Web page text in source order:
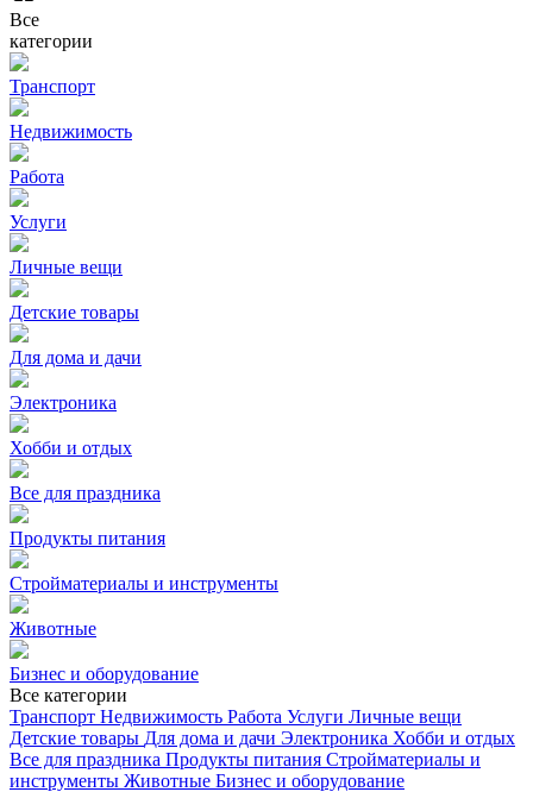
Все
категории
Транспорт
Недвижимость
Работа
Услуги
Личные вещи
Детские товары
Для дома и дачи
Электроника
Хобби и отдых
Все для праздника
Продукты питания
Стройматериалы и инструменты
Животные
Бизнес и оборудование
Все категории
Транспорт Недвижимость Работа Услуги Личные вещи
Детские товары Для дома и дачи Электроника Хобби и отдых
Все для праздника Продукты питания Стройматериалы и
инструменты Животные Бизнес и оборудование